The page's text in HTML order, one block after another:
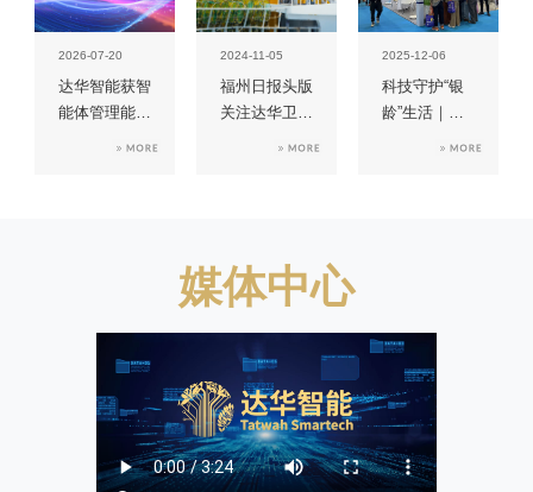
2026-07-20
达华智能获智
能体管理能力
2024-11-05
福州日报头版
关注达华卫星
2025-12-06
科技守护“银
龄”生活｜达
媒体中心